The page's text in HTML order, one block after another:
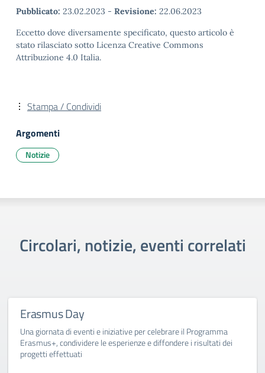
Pubblicato: 23.02.2023 - Revisione: 22.06.2023
Eccetto dove diversamente specificato, questo articolo è
stato rilasciato sotto Licenza Creative Commons
Attribuzione 4.0 Italia.
Stampa / Condividi
Argomenti
Notizie
Circolari, notizie, eventi correlati
Erasmus Day
Una giornata di eventi e iniziative per celebrare il Programma
Erasmus+, condividere le esperienze e diffondere i risultati dei
progetti effettuati